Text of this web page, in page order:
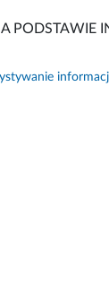
PODSTAWIE